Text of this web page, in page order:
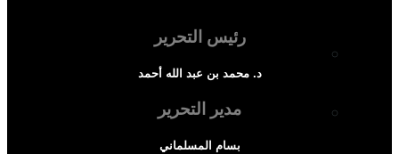
دراسة اجتماعية
دراسة اقتصادية
رئيس التحرير
د. محمد بن عبد الله أحمد
مدير التحرير
بسام المسلماني